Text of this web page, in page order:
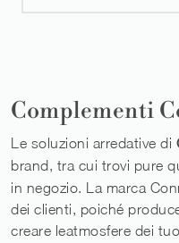
Complementi
Le soluzioni arredative di
brand, tra cui trovi pure
in negozio. La marca
dei clienti, poiché
creare leatmosfere dei